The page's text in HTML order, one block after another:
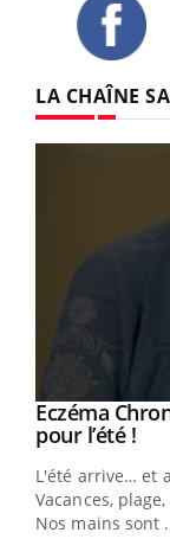
LA CHAÎNE
Youtube
Eczéma
pour l’été !
L'été arrive… et
Vacances,
Nos mains sont